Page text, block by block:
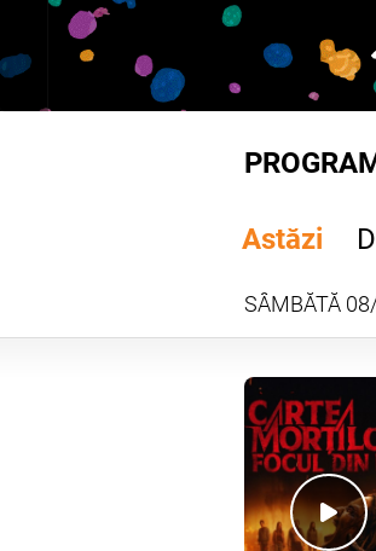
Astăzi
SÂMBĂTĂ